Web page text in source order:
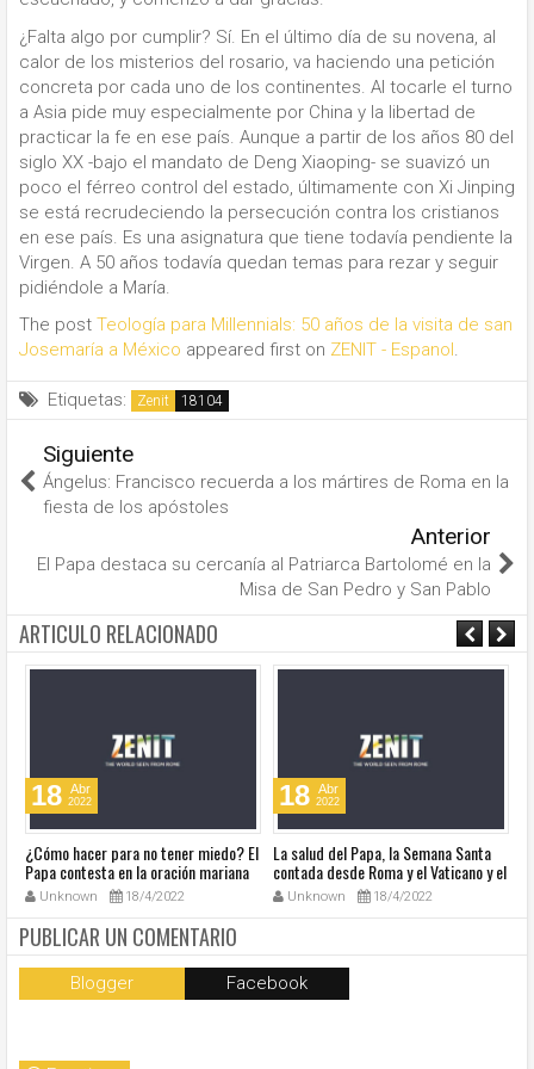
¿Falta algo por cumplir? Sí. En el último día de su novena, al
calor de los misterios del rosario, va haciendo una petición
concreta por cada uno de los continentes. Al tocarle el turno
a Asia pide muy especialmente por China y la libertad de
practicar la fe en ese país. Aunque a partir de los años 80 del
siglo XX -bajo el mandato de Deng Xiaoping- se suavizó un
poco el férreo control del estado, últimamente con Xi Jinping
se está recrudeciendo la persecución contra los cristianos
en ese país. Es una asignatura que tiene todavía pendiente la
Virgen. A 50 años todavía quedan temas para rezar y seguir
pidiéndole a María.
The post Teología para Millennials: 50 años de la visita de san
Josemaría a México appeared first on ZENIT - Espanol.
Etiquetas: Zenit
Siguiente
Ángelus: Francisco recuerda a los mártires de Roma en la
fiesta de los apóstoles
Anterior
El Papa destaca su cercanía al Patriarca Bartolomé en la
Misa de San Pedro y San Pablo
ARTICULO RELACIONADO
18 Abr
2022
¿Cómo hacer para no tener miedo? El
Papa contesta en la oración mariana
de este lunes en la Plaza de San
Pedro
Unknown 18/4/2022
18 Abr
2022
La salud del Papa, la Semana Santa
contada desde Roma y el Vaticano y el
resumen de noticias en audio
Unknown 18/4/2022
PUBLICAR UN COMENTARIO
Blogger Facebook